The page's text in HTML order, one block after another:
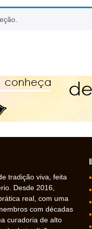
tradição viva, feita
Desde 2016,
real, com uma
com décadas
curadoria de alto